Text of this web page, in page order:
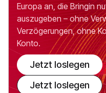
Europa an, die Bringin
auszugeben – ohne
Verzögerungen, ohne
Konto.
Jetzt loslegen
Jetzt loslegen